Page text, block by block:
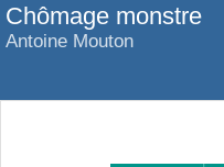
Chômage monstre
Antoine Mouton